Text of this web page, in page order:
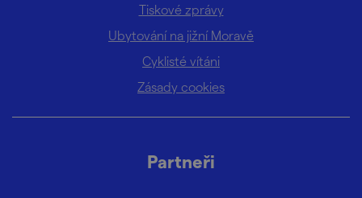
Tiskové zprávy
Ubytování na jižní Moravě
Cyklisté vítáni
Zásady cookies
Partneři